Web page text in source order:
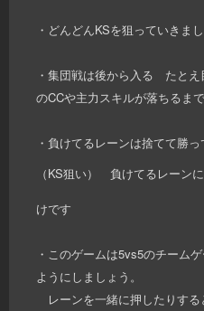
・どんどんKSを狙っていきま
・集団戦は後から入る たと
のCCや主力スキルが落ちるま
・負けてるレーンは捨てて勝
（KS狙い） 負けてるレーン
けです
・このゲームは5vs5のチーム
ようにしましょう。
レーンを一緒に押したりす